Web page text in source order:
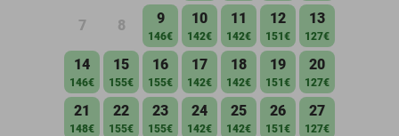
7 8 9
146€
10
142€
11
142€
12
151€
13
127€
14
146€
15
155€
16
155€
17
142€
18
142€
19
151€
20
127€
21
148€
22
155€
23
155€
24
142€
25
142€
26
151€
27
127€